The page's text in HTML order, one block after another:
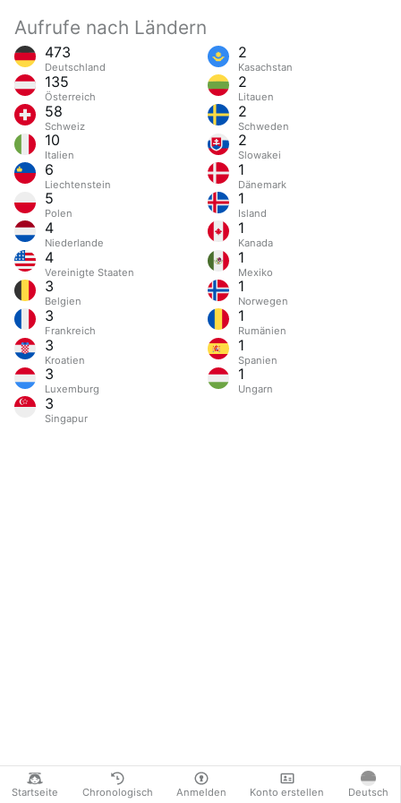
Startseite Chronologisch Anmelden Konto erstellen Deutsch
Aufrufe nach Ländern
473
Deutschland
135
Österreich
58
Schweiz
10
Italien
6
Liechtenstein
5
Polen
4
Niederlande
4
Vereinigte Staaten
3
Belgien
3
Frankreich
3
Kroatien
3
Luxemburg
3
Singapur
2
Kasachstan
2
Litauen
2
Schweden
2
Slowakei
1
Dänemark
1
Island
1
Kanada
1
Mexiko
1
Norwegen
1
Rumänien
1
Spanien
1
Ungarn